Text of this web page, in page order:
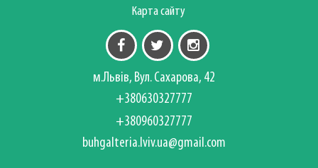
Карта сайту
м.Львів, Вул. Сахарова, 42
+380630327777
+380960327777
buhgalteria.lviv.ua@gmail.com